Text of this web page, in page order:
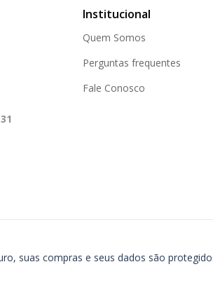
Institucional
Quem Somos
Perguntas frequentes
Fale Conosco
suas compras e seus dados são